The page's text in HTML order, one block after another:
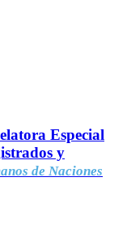
Especial
y
de Naciones